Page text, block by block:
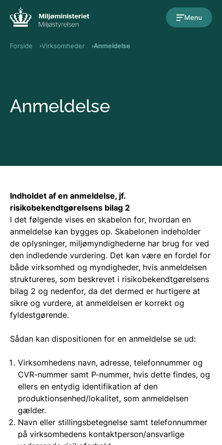
Menu
Forside Virksomheder Anmeldelse
Anmeldelse
Indholdet af en anmeldelse, jf.
risikobekendtgørelsens bilag 2
I det følgende vises en skabelon for, hvordan en
anmeldelse kan bygges op. Skabelonen indeholder
de oplysninger, miljømyndighederne har brug for ved
den indledende vurdering. Det kan være en fordel for
både virksomhed og myndigheder, hvis anmeldelsen
struktureres, som beskrevet i risikobekendtgørelsens
bilag 2 og nedenfor, da det dermed er hurtigere at
sikre og vurdere, at anmeldelsen er korrekt og
fyldestgørende.
Sådan kan dispositionen for en anmeldelse se ud:
Virksomhedens navn, adresse, telefonnummer og
CVR-nummer samt P-nummer, hvis dette findes, og
ellers en entydig identifikation af den
produktionsenhed/lokalitet, som anmeldelsen
gælder.
Navn eller stillingsbetegnelse samt telefonnummer
på virksomhedens kontaktperson/ansvarlige